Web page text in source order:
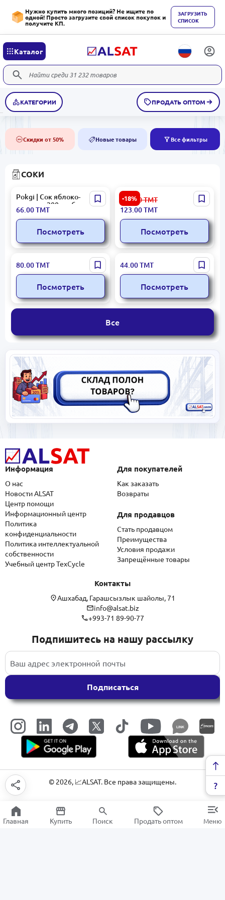
Нужно купить много позиций? Не ищите по
одной! Просто загрузите свой список покупок и
получите КП.
ЗАГРУЗИТЬ
СПИСОК
Каталог
КАТЕГОРИИ ПРОДАТЬ ОПТОМ
50% Скидки от 50% NEW Новые товары Все фильтры
СОКИ
Pokgi | Сок яблоко-
морковь 200 мл блок 24
шт.
66.00ТМТ
Посмотреть
-18%
Сок Joş Яблоко 200 мл –
Высокое Качество
150.00ТМТ
123.00ТМТ
Посмотреть
Hoshal | Сок Мультифрукт
Блок 12 шт.
80.00ТМТ
Посмотреть
Hosal Kids | Вишневый сок
200 мл, блок 24 шт.
44.00ТМТ
Посмотреть
Все
Информация
О нас
Новости ALSAT
Центр помощи
Информационный центр
Политика
конфиденциальности
Политика интеллектуальной
собственности
Учебный центр TexCycle
Для покупателей
Как заказать
Возвраты
Для продавцов
Стать продавцом
Преимущества
Условия продажи
Запрещённые товары
Контакты
Ашхабад, Гарашсызлык шайолы, 71
info@alsat.biz
+993-71 89-90-77
Подпишитесь на нашу рассылку
Подписаться
LINK
© 2026, 📈ALSAT. Все права защищены.
Главная Купить Поиск Продать оптом Меню